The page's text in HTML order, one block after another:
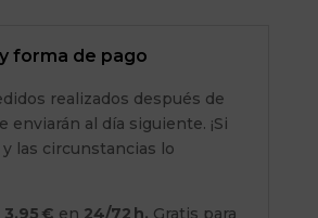
y forma de pago
realizados después de
enviarán al día siguiente. ¡Si
las circunstancias lo
3,95 € en 24/72 h. Gratis para